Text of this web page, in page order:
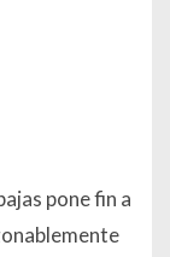
pone fin a